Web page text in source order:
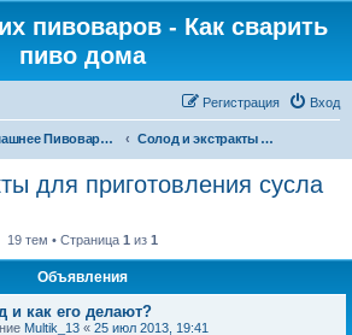
пивоваров - Как cварить
пиво дома
Вход
Регистрация
Домашнее Пивоварение - Минск Беларусь Солод и экстракты для приготовления сусла
для приготовления сусла
19 тем • Страница 1 из 1
Объявления
и как его делают?
Multik_13 « 25 июл 2013, 19:41